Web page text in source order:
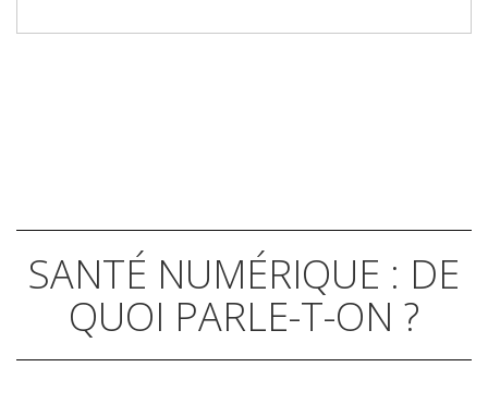
SANTÉ NUMÉRIQUE : DE
QUOI PARLE-T-ON ?